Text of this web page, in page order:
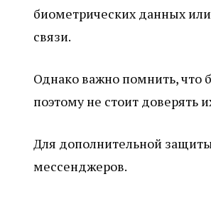
биометрических данных
связи.
Однако важно помнить, что
поэтому не стоит
Для дополнительной
мессенджеров.